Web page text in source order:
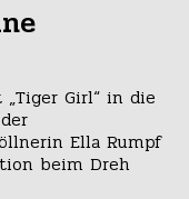
Girl“ in die
Ella Rumpf
beim Dreh